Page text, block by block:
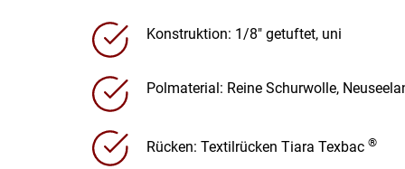
Konstruktion: 1/8″ getuftet, uni
Polmaterial: Reine Schurwolle,
Rücken: Textilrücken Tiara Texbac ®